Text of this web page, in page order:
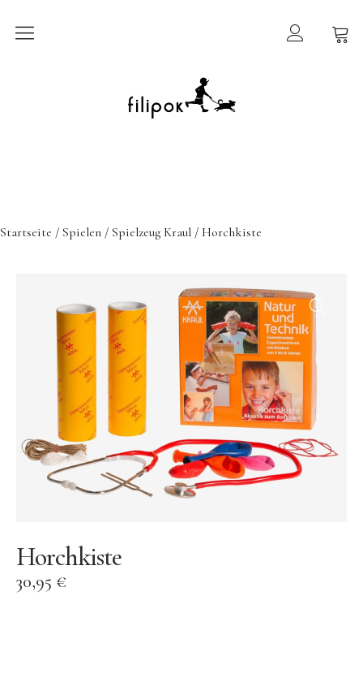
Sommermarkt
New In
Wigiwama
Mammalampa
Accessoires
AY-KASA | Aufbewahrung
AÃRK COLLECTIVE | Uhren
Aufschnitt Berlin
DON FISHER | Fischtaschen
Ava & Yves
Startseite / Spielen / Spielzeug Kraul / Horchkiste
Horchkiste
30,95 €